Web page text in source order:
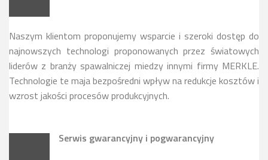
Naszym klientom proponujemy wsparcie i szeroki dostęp do
najnowszych technologi proponowanych przez światowych
liderów z branży spawalniczej miedzy innymi firmy MERKLE.
Technologie te maja bezpośredni wpływ na redukcje kosztów i
wzrost jakości procesów produkcyjnych.
Serwis gwarancyjny i pogwarancyjny